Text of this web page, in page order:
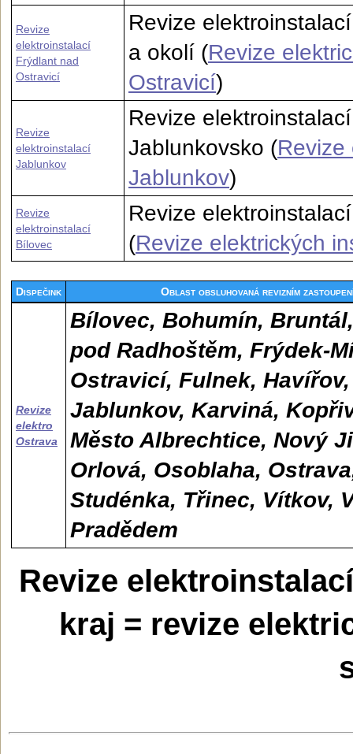
Revize
elektroinstalací
Frýdlant nad
Ostravicí
Revize
a okolí (Revize
Ostravicí)
Revize
elektroinstalací
Jablunkov
Revize
Jablunkovsko (Revize
Jablunkov)
Revize
elektroinstalací
Bílovec
Revize
(Revize elektrických
Dispečink Oblast obsluhovaná revizním
Revize
elektro
Ostrava
Bílovec, Bohumín,
pod Radhoštěm, Frýdek-
Ostravicí, Fulnek,
Jablunkov, Karviná,
Město Albrechtice, Nový
Orlová, Osoblaha,
Studénka, Třinec, Vítkov,
Pradědem
Revize
kraj = revize